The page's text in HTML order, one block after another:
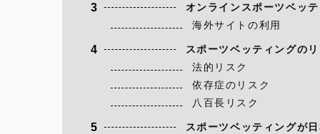
3
オンラインスポーツベッ
海外サイトの利用
4
スポーツベッティングの
法的リスク
依存症のリスク
八百長リスク
5
スポーツベッティングが